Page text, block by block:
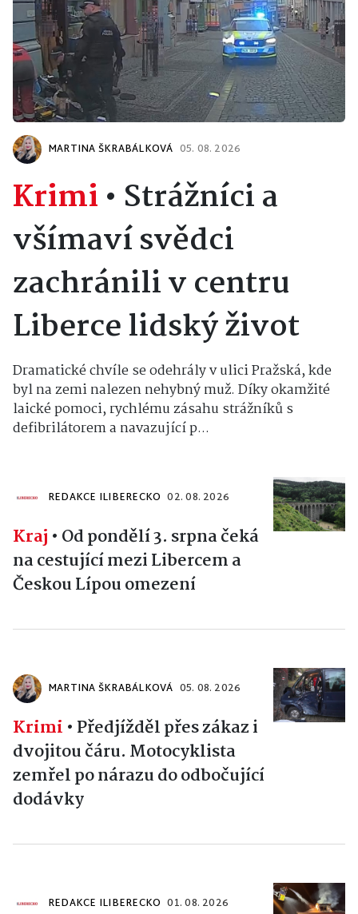
MARTINA ŠKRABÁLKOVÁ 05. 08. 2026
Krimi• Strážníci a
všímaví svědci
zachránili v centru
Liberce lidský život
Dramatické chvíle se odehrály v ulici Pražská, kde
byl na zemi nalezen nehybný muž. Díky okamžité
laické pomoci, rychlému zásahu strážníků s
defibrilátorem a navazující p...
REDAKCE ILIBERECKO 02. 08. 2026
Kraj • Od pondělí 3. srpna čeká
na cestující mezi Libercem a
Českou Lípou omezení
MARTINA ŠKRABÁLKOVÁ 05. 08. 2026
Krimi • Předjížděl přes zákaz i
dvojitou čáru. Motocyklista
zemřel po nárazu do odbočující
dodávky
REDAKCE ILIBERECKO 01. 08. 2026